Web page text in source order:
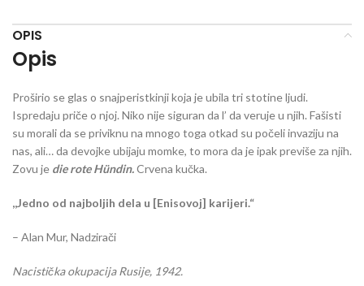
OPIS
Opis
Proširio se glas o snajperistkinji koja je ubila tri stotine ljudi.
Ispredaju priče o njoj. Niko nije siguran da l’ da veruje u njih. Fašisti
su morali da se priviknu na mnogo toga otkad su počeli invaziju na
nas, ali… da devojke ubijaju momke, to mora da je ipak previše za njih.
Zovu je die rote Hündin.Crvena kučka.
,,Jedno od najboljih dela u [Enisovoj] karijeri.“
– Alan Mur, Nadzirači
Nacistička okupacija Rusije, 1942.